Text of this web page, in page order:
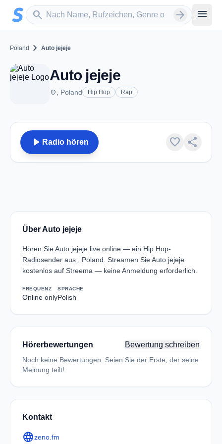
Zum Hauptinhalt springen
search
Sender suchen arrow_forward menu
Poland chevron_right Auto jejeje
Auto jejeje
place , Poland Hip Hop Rap
play_arrow Radio hören favorite share
Über Auto jejeje
Hören Sie Auto jejeje live online — ein Hip Hop-
Radiosender aus , Poland. Streamen Sie Auto jejeje
kostenlos auf Streema — keine Anmeldung erforderlich.
FREQUENZ
Online only
SPRACHE
Polish
Hörerbewertungen Bewertung schreiben
Noch keine Bewertungen. Seien Sie der Erste, der seine
Meinung teilt!
Kontakt
languagezeno.fm